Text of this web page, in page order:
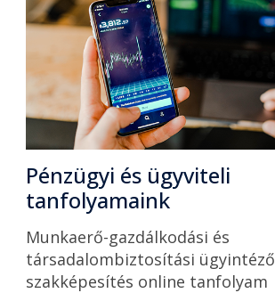
Pénzügyi és ügyviteli
tanfolyamaink
Munkaerő-gazdálkodási és
társadalombiztosítási ügyintéző
szakképesítés online tanfolyam